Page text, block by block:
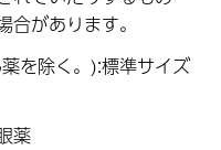
があります。
を除く。):標準サイズ
薬